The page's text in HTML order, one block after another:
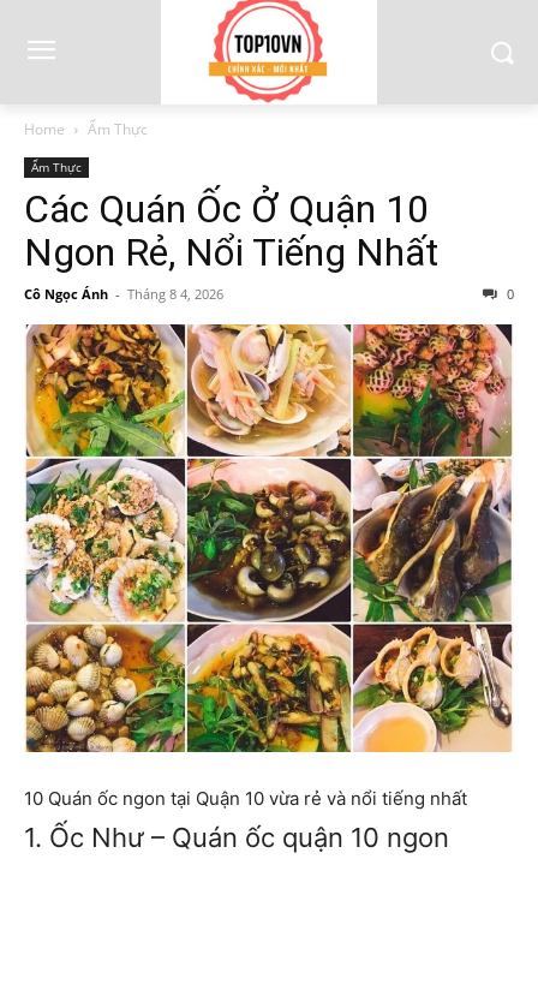
Home Ẩm Thực
Ẩm Thực
Các Quán Ốc Ở Quận 10
Ngon Rẻ, Nổi Tiếng Nhất
Cô Ngọc Ánh - Tháng 8 4, 2026 0
10 Quán ốc ngon tại Quận 10 vừa rẻ và nổi tiếng nhất
1. Ốc Như – Quán ốc quận 10 ngon